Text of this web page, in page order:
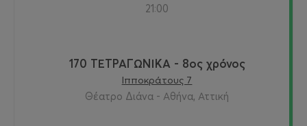
21:00
170 ΤΕΤΡΑΓΩΝΙΚΑ - 8ος χρόνος
Ιπποκράτους 7
Θέατρο Διάνα - Αθήνα, Αττική